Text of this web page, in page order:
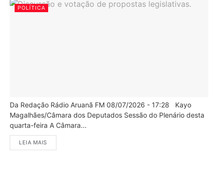
POLÍTICA
Da Redação Rádio Aruanã FM 08/07/2026 - 17:28 Kayo
Magalhães/Câmara dos Deputados Sessão do Plenário desta
quarta-feira A Câmara...
LEIA MAIS